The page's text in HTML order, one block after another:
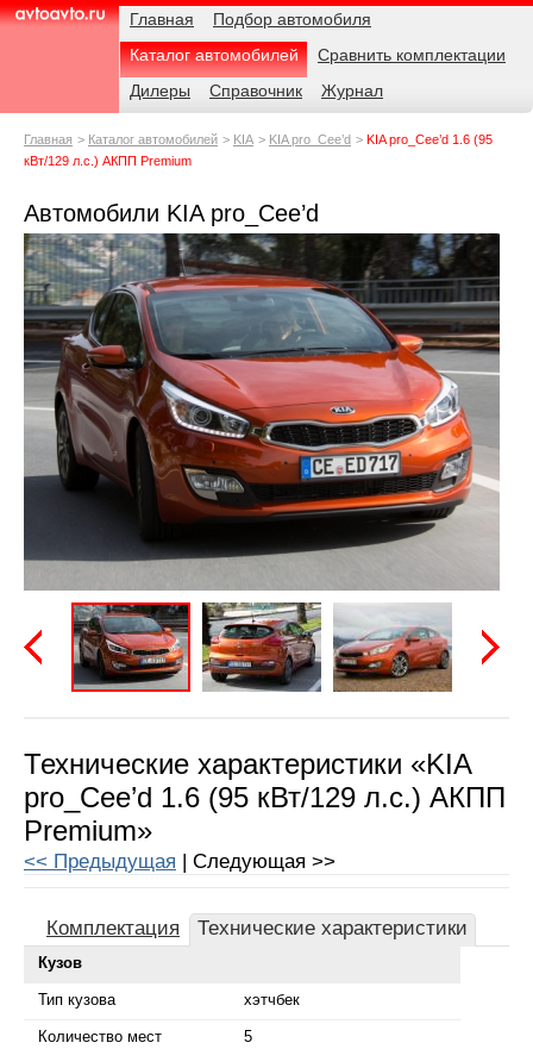
AvtoAvto.ru
Навигация Главная
Подбор автомобиля
Каталог автомобилей
Сравнить комплектации
Дилеры
Справочник Журнал
Родительские
Главная Каталог автомобилей KIA KIA pro_Cee’d
KIA pro_Cee’d 1.6 (95
кВт/129 л.с.) АКПП Premium
Автомобили KIA pro_Cee’d
Технические характеристики «KIA
pro_Cee’d 1.6 (95 кВт/129 л.с.) АКПП
Premium»
<< Предыдущая | Следующая >>
Комплектация Технические характеристики
Кузов
Тип кузова хэтчбек
Количество мест 5
Примечания